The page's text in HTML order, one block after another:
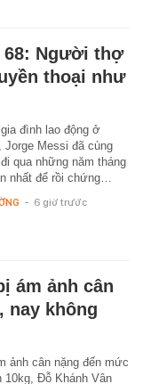
68: Người thợ
thoại như
đình lao động ở
Jorge Messi đã cùng
qua những năm tháng
nhất để rồi chứng…
- 6 giờ trước
ám ảnh cân
nay không
ảnh cân nặng đến mức
10kg, Đỗ Khánh Vân